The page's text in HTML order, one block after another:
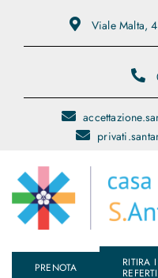
Viale Malta,
Chi Siamo
PRENOTA RITIRA I
REFERTI